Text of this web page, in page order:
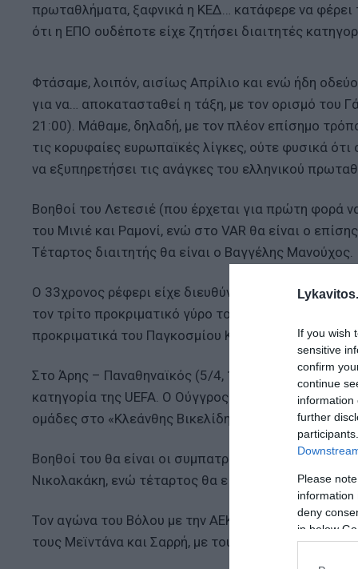
If you wish
sensitive
confirm
continue
information
further
Please
information
deny
in below
πρωταθλήματα, ξαφνικά η ΚΕΔ… κατάφερε να φέρει
ότι η ΕΠΟ ουδέποτε είχε ζητήσει διαιτητές
Φτάσαμε, λοιπόν, αισίως Απρίλιο και ενώ ήδη
για να… αποκατασταθεί η τάξη, με τον ορισμό
21:00). Μάθαμε, δηλαδή, με τον πλέον επίσημο
τις κορυφαίες ευρωπαϊκές λίγκες, ούτε φυσικά
να εξυπηρετήσει τις ανάγκες του ελληνικού
Βοηθοί του Λετεσιέ (που έρχεται για πρώτη φορά
του Μινιέ και Ραμονί, ενώ στο VAR θα είναι ο
Τέταρτος διαιτητής θα είναι ο Βαγγέλης Μανούχος.
O 33χρονος ρέφερι είχε διευθύνει στο παρελθόν
τον τρίτο προκριματικό γύρο του Europa League,
προκριματικά του Παγκοσμίου Κυπέλλου.
Στο Άρης – Παναθηναϊκός (5/4, 19:30) θα σφυρίξει
κατηγορία της UEFA. Ο Ούγγρος ρέφερι είχε
ομάδες στο «Κλεάνθης Βικελίδης» που
Βοηθοί του θα είναι οι συμπατριώτες του
Νικολακάκη, ενώ τέταρτος θα είναι ο Βασίλης
Τον αγώνα του Βόλου με την ΑΕΚ στο
τους Μεϊντάνα και Σαρρή, με τους Κουμπαράκη και